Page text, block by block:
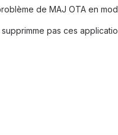
de MAJ OTA en
pas ces